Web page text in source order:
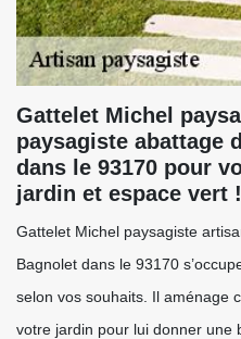
Gattelet Michel
paysagiste abattage
dans le 93170 pour
jardin et espace vert !
Gattelet Michel paysagiste
Bagnolet dans le 93170
selon vos souhaits. Il aménage
votre jardin pour lui donner une